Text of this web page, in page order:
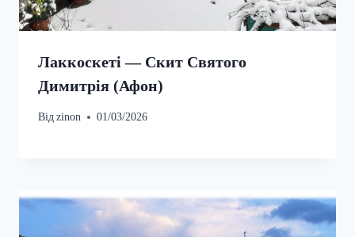
Лаккоскеті — Скит Святого
Димитрія (Афон)
Відzinon 01/03/2026